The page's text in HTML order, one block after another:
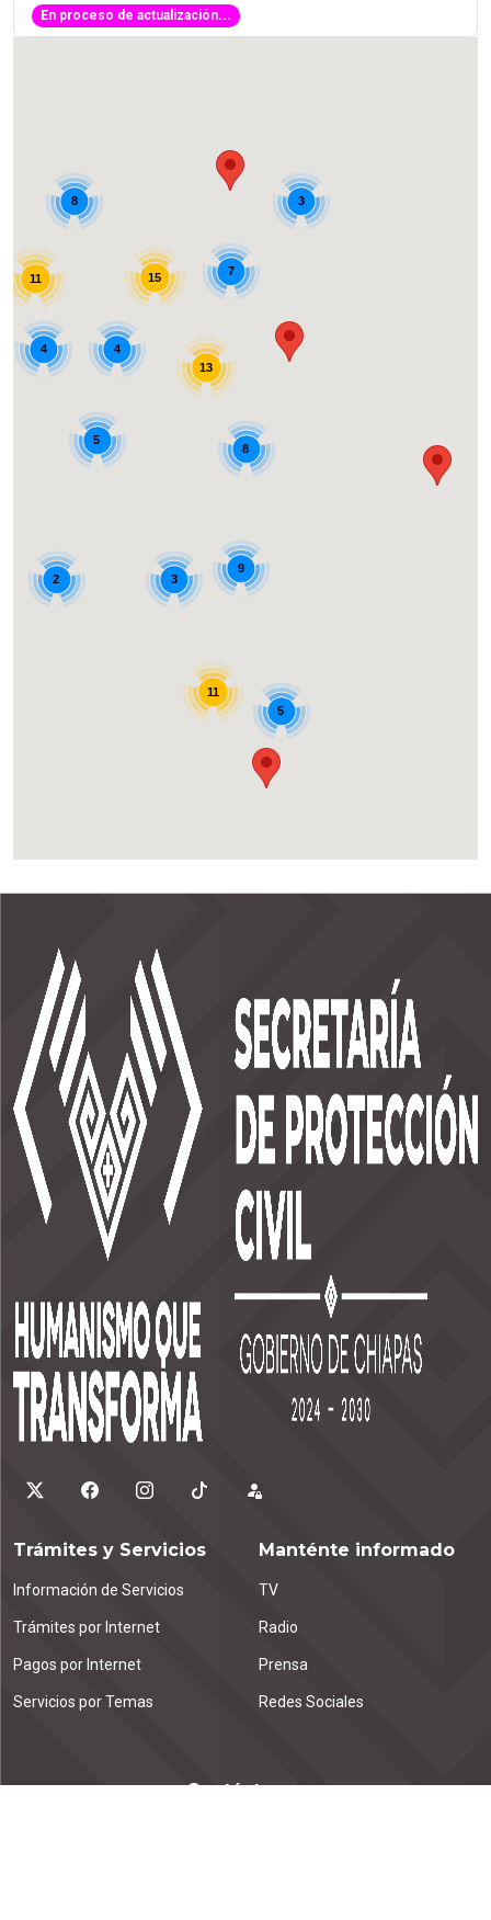
En proceso de actualización...
8
15
11
11
9
13
2
3
5
7
5
8
3
4
4
Trámites y Servicios
Información de Servicios
Trámites por Internet
Pagos por Internet
Servicios por Temas
Manténte informado
TV
Radio
Prensa
Redes Sociales
Contáctanos